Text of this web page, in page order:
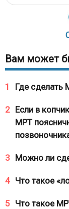
Вам может
1 Где
2 Если в
МРТ
3 Можно ли
4 Что такое
5 Что такое